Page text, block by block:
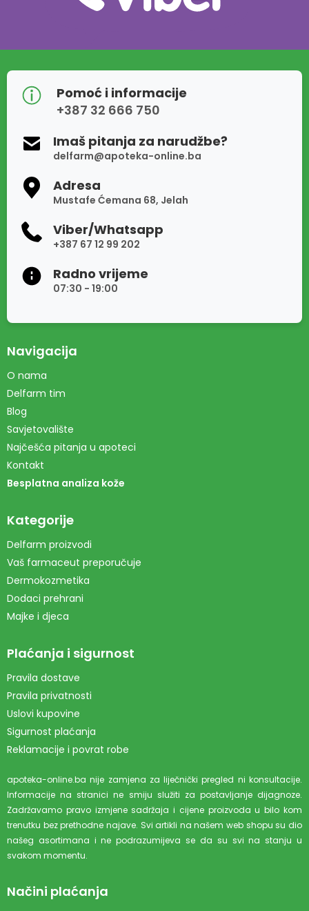
Pomoć i informacije
+387 32 666 750
Imaš pitanja za narudžbe?
delfarm@apoteka-online.ba
Adresa
Mustafe Ćemana 68, Jelah
Viber/Whatsapp
+387 67 12 99 202
Radno vrijeme
07:30 - 19:00
Navigacija
O nama
Delfarm tim
Blog
Savjetovalište
Najčešća pitanja u apoteci
Kontakt
Besplatna analiza kože
Kategorije
Delfarm proizvodi
Vaš farmaceut preporučuje
Dermokozmetika
Dodaci prehrani
Majke i djeca
Plaćanja i sigurnost
Pravila dostave
Pravila privatnosti
Uslovi kupovine
Sigurnost plaćanja
Reklamacije i povrat robe
apoteka-online.ba nije zamjena za liječnički pregled ni konsultacije.
Informacije na stranici ne smiju služiti za postavljanje dijagnoze.
Zadržavamo pravo izmjene sadržaja i cijene proizvoda u bilo kom
trenutku bez prethodne najave. Svi artikli na našem web shopu su dio
našeg asortimana i ne podrazumijeva se da su svi na stanju u
svakom momentu.
Načini plaćanja